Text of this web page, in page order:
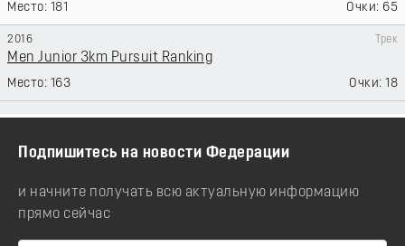
181 65
2016 Трек
Men Junior 3km Pursuit Ranking
163 18
Подпишитесь на новости Федерации
и начните получать всю актуальную информацию
прямо сейчас